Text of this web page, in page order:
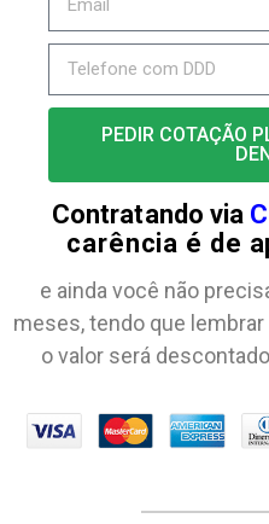
PEDIR COTAÇÃO
Contratando via
carência é de
e ainda você não
meses, tendo que
o valor será